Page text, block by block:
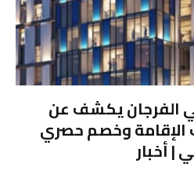
الفرجان يكشف عن
وخصم حصري
| أخبار